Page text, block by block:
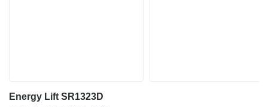
Energy Lift SR1323D